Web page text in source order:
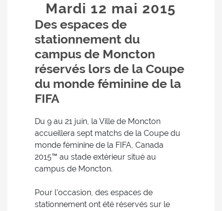
Mardi 12 mai 2015
Des espaces de
stationnement du
campus de Moncton
réservés lors de la Coupe
du monde féminine de la
FIFA
Du 9 au 21 juin, la Ville de Moncton
accueillera sept matchs de la Coupe du
monde féminine de la FIFA, Canada
2015™ au stade extérieur situé au
campus de Moncton.
Pour l’occasion, des espaces de
stationnement ont été réservés sur le